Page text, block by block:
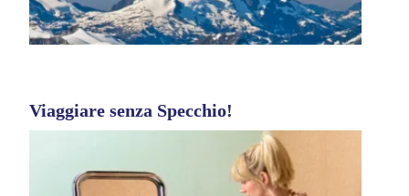
Viaggiare senza Specchio!